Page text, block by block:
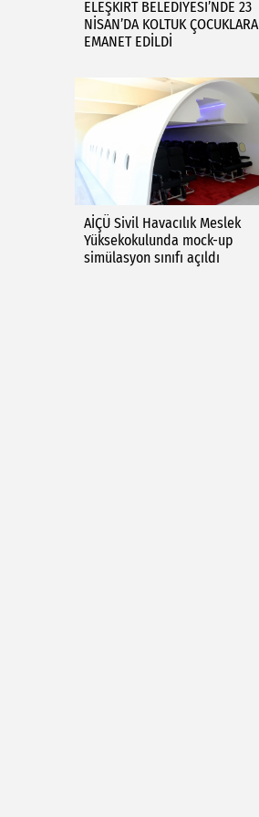
ELEŞKİRT BELEDİYESİ’NDE 23
NİSAN’DA KOLTUK ÇOCUKLARA
EMANET EDİLDİ
AİÇÜ Sivil Havacılık Meslek
Yüksekokulunda mock-up
simülasyon sınıfı açıldı